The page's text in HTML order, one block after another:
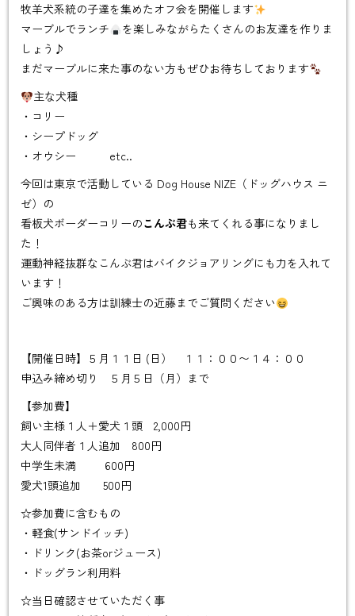
牧羊犬系統の子達を集めたオフ会を開催します
マーブルでランチ
を楽しみながらたくさんのお友達を作りま
しょう♪
まだマーブルに来た事のない方もぜひお待ちしております
主な犬種
・コリー
・シープドッグ
・オウシー etc..
今回は東京で活動している Dog House NIZE（ドッグハウス ニ
ゼ）の
看板犬ボーダーコリーのこんぶ君も来てくれる事になりまし
た！
運動神経抜群なこんぶ君はバイクジョアリングにも力を入れて
います！
ご興味のある方は訓練士の近藤までご質問ください
【開催日時】５月１１日 (日） １１：００〜１４：００
申込み締め切り ５月５日（月）まで
【参加費】
飼い主様１人＋愛犬１頭 2,000円
大人同伴者１人追加 800円
中学生未満 600円
愛犬1頭追加 500円
☆参加費に含むもの
・軽食(サンドイッチ)
・ドリンク(お茶orジュース)
・ドッグラン利用料
☆当日確認させていただく事